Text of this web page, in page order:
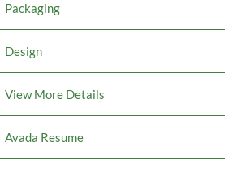
Packaging
Design
View More Details
Avada Resume